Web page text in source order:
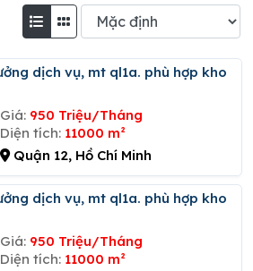
Giá: 950 Triệu/Tháng
Diện tích: 11000 m²
Quận 12, Hồ Chí Minh
Giá: 950 Triệu/Tháng
Diện tích: 11000 m²